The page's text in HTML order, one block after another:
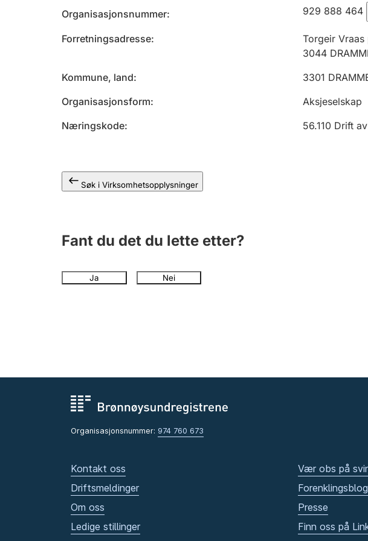
Organisasjonsnummer 929 888 464
Forretningsadresse
Torgeir Vraas
3044
Kommune, land
3301
Organisasjonsform
Aksjeselskap
Næringskode
56.110 Drift
Søk i Virksomhetsopplysninger
Fant du det du lette etter?
Ja Nei
Organisasjonsnummer: 974 760 673
Kontakt oss
Driftsmeldinger
Om oss
Ledige stillinger
Vær obs på
Presse
Finn oss på